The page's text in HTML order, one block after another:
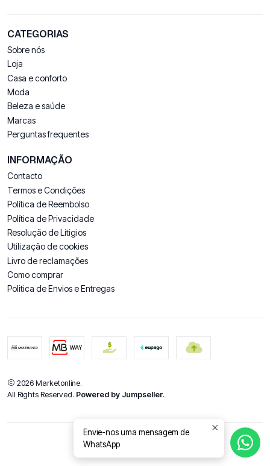
CATEGORIAS
Sobre nós
Loja
Casa e conforto
Moda
Beleza e saúde
Marcas
Perguntas frequentes
INFORMAÇÃO
Contacto
Termos e Condições
Política de Reembolso
Política de Privacidade
Resolução de Litigios
Utilização de cookies
Livro de reclamações
Como comprar
Politica de Envios e Entregas
2026 Marketonline.
All Rights Reserved. Powered by Jumpseller.
DE VOLTA AO TOPO
Envie-nos uma mensagem de
WhatsApp